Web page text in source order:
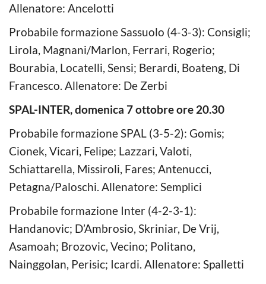
Allenatore: Ancelotti
Probabile formazione Sassuolo (4-3-3): Consigli;
Lirola, Magnani/Marlon, Ferrari, Rogerio;
Bourabia, Locatelli, Sensi; Berardi, Boateng, Di
Francesco. Allenatore: De Zerbi
SPAL-INTER, domenica 7 ottobre ore 20.30
Probabile formazione SPAL (3-5-2): Gomis;
Cionek, Vicari, Felipe; Lazzari, Valoti,
Schiattarella, Missiroli, Fares; Antenucci,
Petagna/Paloschi. Allenatore: Semplici
Probabile formazione Inter (4-2-3-1):
Handanovic; D’Ambrosio, Skriniar, De Vrij,
Asamoah; Brozovic, Vecino; Politano,
Nainggolan, Perisic; Icardi. Allenatore: Spalletti